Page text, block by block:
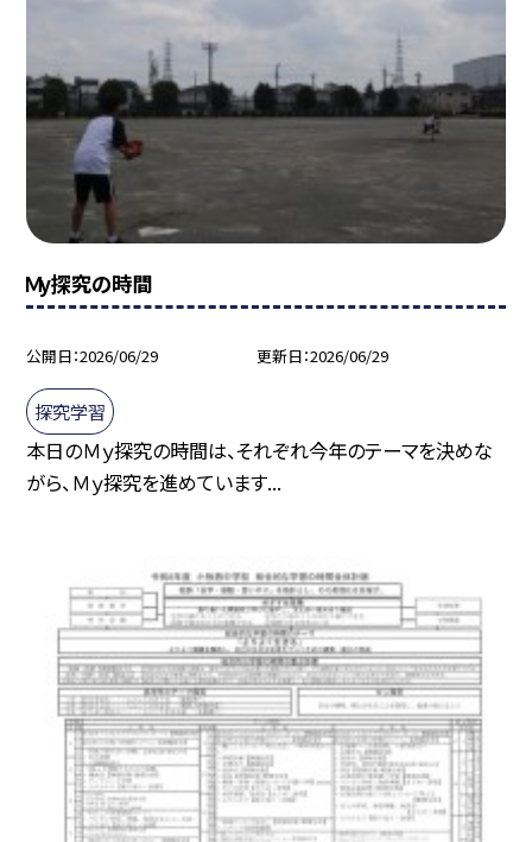
Ｍy探究の時間
公開日 2026/06/29 更新日 2026/06/29
探究学習
本日のＭｙ探究の時間は、それぞれ今年のテーマを決めな
がら、Ｍｙ探究を進めています...